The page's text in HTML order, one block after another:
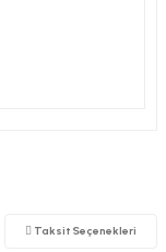
Taksit Seçenekleri